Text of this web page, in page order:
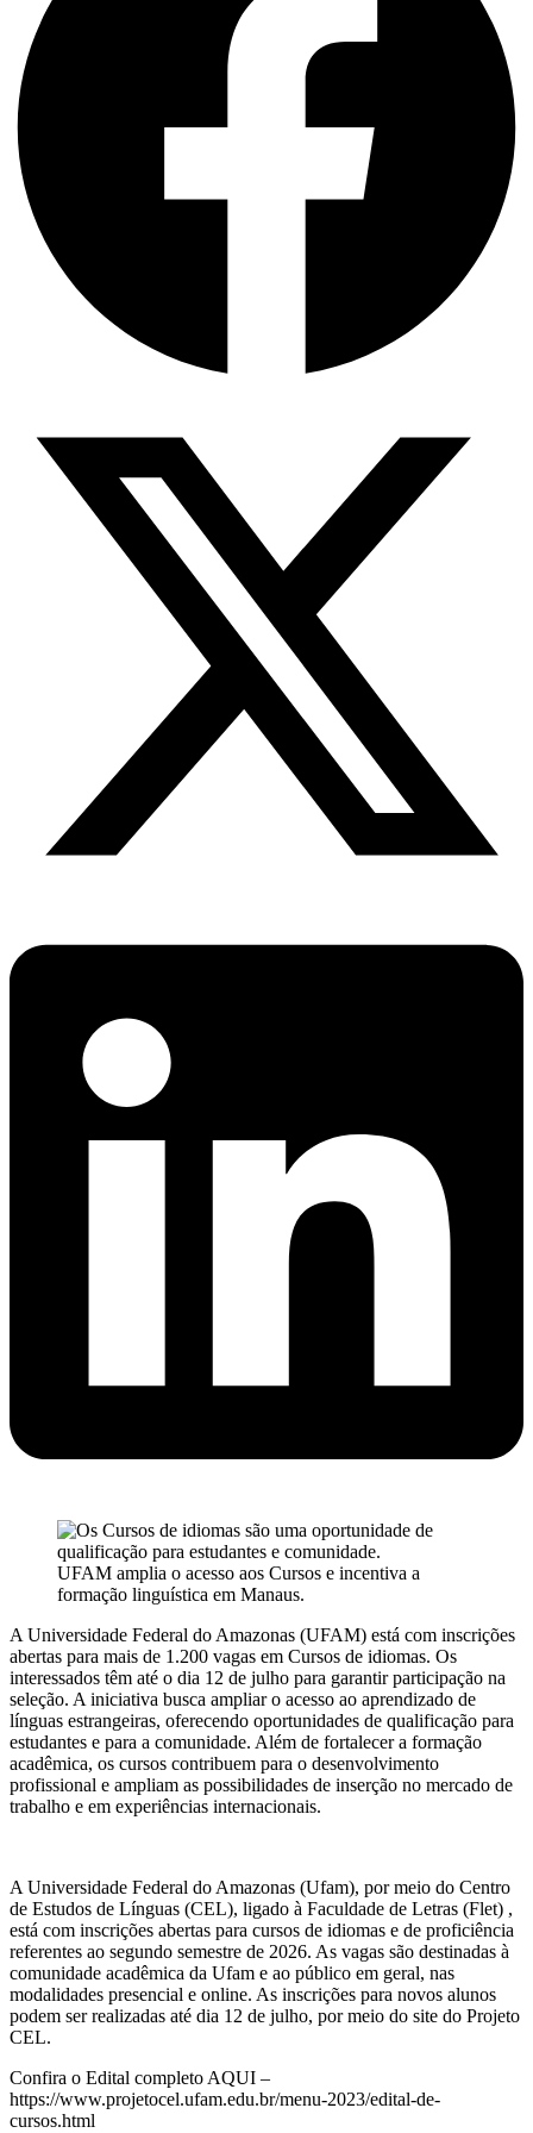
UFAM amplia o acesso aos Cursos e incentiva a
formação linguística em Manaus.
A Universidade Federal do Amazonas (UFAM) está com inscrições
abertas para mais de 1.200 vagas em Cursos de idiomas. Os
interessados têm até o dia 12 de julho para garantir participação na
seleção. A iniciativa busca ampliar o acesso ao aprendizado de
línguas estrangeiras, oferecendo oportunidades de qualificação para
estudantes e para a comunidade. Além de fortalecer a formação
acadêmica, os cursos contribuem para o desenvolvimento
profissional e ampliam as possibilidades de inserção no mercado de
trabalho e em experiências internacionais.
A Universidade Federal do Amazonas (Ufam), por meio do Centro
de Estudos de Línguas (CEL), ligado à Faculdade de Letras (Flet) ,
está com inscrições abertas para cursos de idiomas e de proficiência
referentes ao segundo semestre de 2026. As vagas são destinadas à
comunidade acadêmica da Ufam e ao público em geral, nas
modalidades presencial e online. As inscrições para novos alunos
podem ser realizadas até dia 12 de julho, por meio do site do Projeto
CEL.
Confira o Edital completo AQUI –
https://www.projetocel.ufam.edu.br/menu-2023/edital-de-
cursos.html